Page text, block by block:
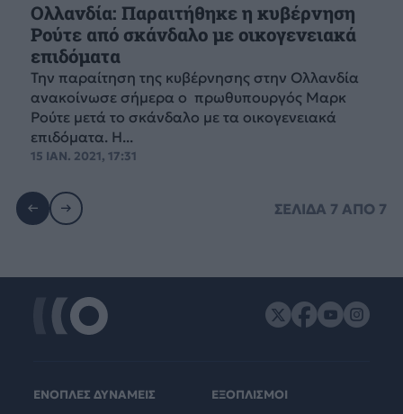
Ολλανδία: Παραιτήθηκε η κυβέρνηση
Ρούτε από σκάνδαλο με οικογενειακά
επιδόματα
Την παραίτηση της κυβέρνησης στην Ολλανδία
ανακοίνωσε σήμερα ο πρωθυπουργός Μαρκ
Ρούτε μετά το σκάνδαλο με τα οικογενειακά
επιδόματα. Η...
15 ΙΑΝ. 2021, 17:31
ΣΕΛΙΔΑ 7 ΑΠΟ 7
ΕΝΟΠΛΕΣ ΔΥΝΑΜΕΙΣ
ΕΞΟΠΛΙΣΜΟΙ